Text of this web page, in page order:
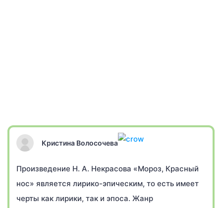
Кристина Волосочева
Произведение Н. А. Некрасова «Мороз, Красный
нос» является лирико-эпическим, то есть имеет
черты как лирики, так и эпоса. Жанр